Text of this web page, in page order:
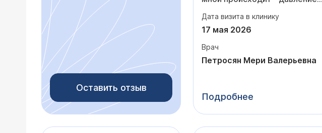
Оставить отзыв
падало, появилась одышка и
постоянная тревога из-за
лишний раз куда-то идти,
потому что до этого врачи
выслушала, не торопила,
мои старые обследования.
Дата визита в клинику
17 мая 2026
Врач
Петросян Мери Валерьевна
Подробнее